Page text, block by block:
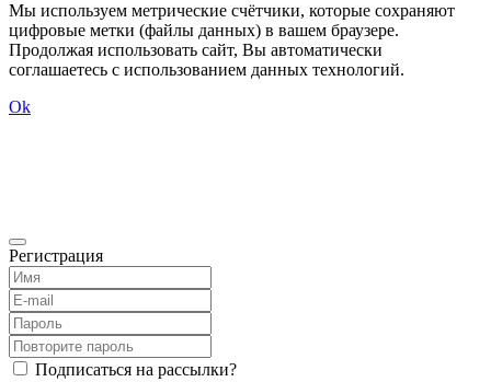
Мы используем метрические счётчики, которые сохраняют
цифровые метки (файлы данных) в вашем браузере.
Продолжая использовать сайт, Вы автоматически
соглашаетесь с использованием данных технологий.
Ok
Регистрация
Подписаться на рассылки?